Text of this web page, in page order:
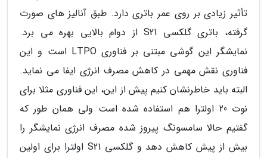
تأثیر زیادی بر روی عمر باتری دارد. طبق آنالیز های صورت
گرفته، باتری گلکسی S21 از دوام بالایی بهره می برد.
نمایشگر این گوشی مبتنی بر فناوری LTPO است و این
فناوری نقش مهمی در کاهش مصرف انرژی ایفا می نماید.
البته باید خاطرنشان کنیم پیش از این، این فناوری مثلا برای
نوت 20 اولترا هم استفاده شده است ولی همان طور که
گفتیم حالا سامسونگ پیروز شده مصرف انرژی نمایشگر را
بیش از پیش کاهش دهد و گلکسی S21 اولترا برای اولین